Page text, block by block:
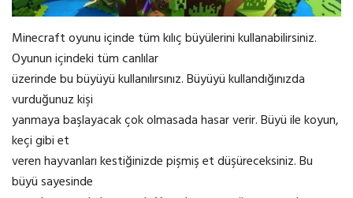
Minecraft oyunu içinde tüm kılıç büyülerini kullanabilirsiniz.
Oyunun içindeki tüm canlılar
üzerinde bu büyüyü kullanılırsınız. Büyüyü kullandığınızda
vurduğunuz kişi
yanmaya başlayacak çok olmasada hasar verir. Büyü ile koyun,
keçi gibi et
veren hayvanları kestiğinizde pişmiş et düşüreceksiniz. Bu
büyü sayesinde